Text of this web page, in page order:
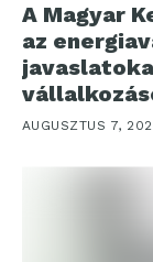
A Magyar
az
AUGUSZTUS 7,